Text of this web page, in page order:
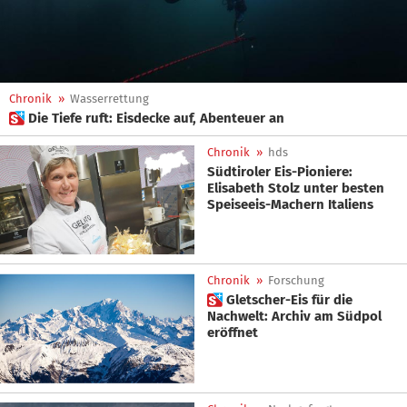
Chronik » Wasserrettung
 Die Tiefe ruft: Eisdecke auf, Abenteuer an
Chronik » hds
Südtiroler Eis-Pioniere:
Elisabeth Stolz unter besten
Speiseeis-Machern Italiens
Chronik » Forschung
 Gletscher-Eis für die
Nachwelt: Archiv am Südpol
eröffnet